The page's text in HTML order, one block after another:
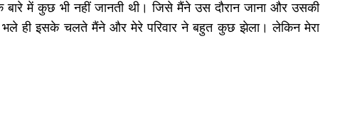
में कुछ भी नहीं जानती थी। जिसे मैंने उस दौरान जाना और उसकी
था। भले ही इसके चलते मैंने और मेरे परिवार ने बहुत कुछ झेला। लेकिन मेरा